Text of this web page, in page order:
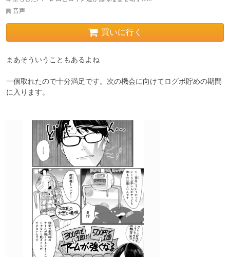
音声
買いに行く
まあそういうこともあるよね
一個取れたので十分満足です。次の機会に向けてログボ貯めの期間
に入ります。